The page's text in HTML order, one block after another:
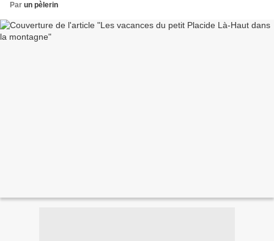
Par un pèlerin